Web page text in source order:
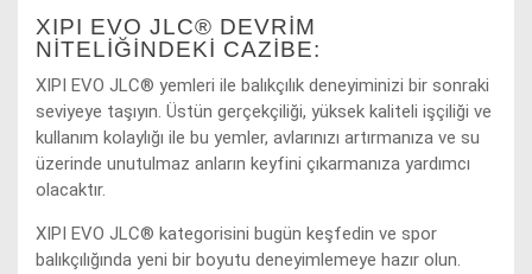
XIPI EVO JLC® DEVRIM
NITELIĞINDEKI CAZIBE:
XIPI EVO JLC® yemleri ile balıkçılık deneyiminizi bir sonraki
seviyeye taşıyın. Üstün gerçekçiliği, yüksek kaliteli işçiliği ve
kullanım kolaylığı ile bu yemler, avlarınızı artırmanıza ve su
üzerinde unutulmaz anların keyfini çıkarmanıza yardımcı
olacaktır.
XIPI EVO JLC® kategorisini bugün keşfedin ve spor
balıkçılığında yeni bir boyutu deneyimlemeye hazır olun.